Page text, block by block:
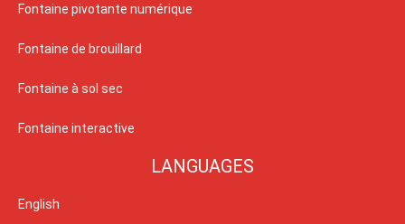
Fontaine pivotante numérique
Fontaine de brouillard
Fontaine à sol sec
Fontaine interactive
LANGUAGES
English